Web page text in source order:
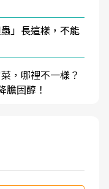
」長這樣，不能
，哪裡不一樣？
膽固醇！